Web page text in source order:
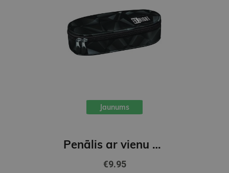
Jaunums
Penālis ar vienu nodalījumu, bez priekšmetiem, DARK ABSTRACT
€9.95